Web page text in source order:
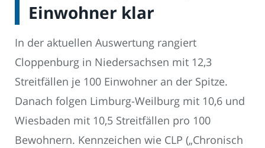
Einwohner klar
In der aktuellen Auswertung rangiert
Cloppenburg in Niedersachsen mit 12,3
Streitfällen je 100 Einwohner an der Spitze.
Danach folgen Limburg-Weilburg mit 10,6 und
Wiesbaden mit 10,5 Streitfällen pro 100
Bewohnern. Kennzeichen wie CLP („Chronisch